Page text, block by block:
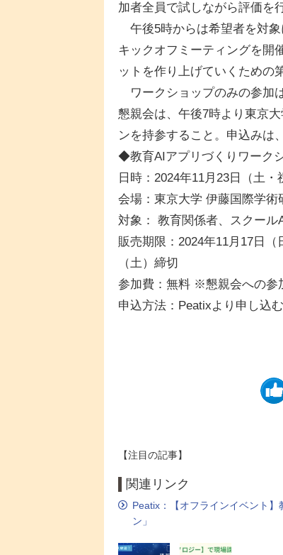
加者全員で試しながら評価を
午後5時からは希望者を対象
キックオフミーティングを開
ットを作り上げていくための
ワークショップのみの参加
懇親会は、午後7時より東京
ンを持参すること。申込みは
◆教育AIアプリづくりワーク
日時：2024年11月23日（土・
会場：東京大学 伊藤国際学術
対象： 教育関係者、スクール
販売期限：2024年11月17日
（土）締切
参加費：無料 ※懇親会への参
申込方法：Peatixより申し込む
【注目の記事】
関連リンク
Peatix：【オフラインイベント
ン」